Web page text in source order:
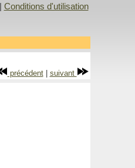
Conditions d'utilisation
précédent| suivant